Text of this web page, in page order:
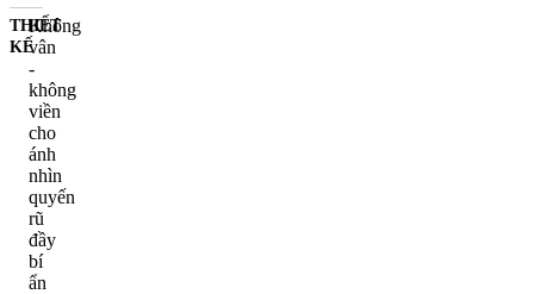
THIẾT
KẾ
Không
vân
-
không
viền
cho
ánh
nhìn
quyến
rũ
đầy
bí
ẩn